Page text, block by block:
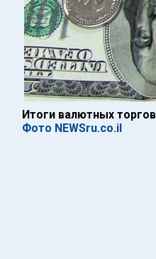
Итоги валютных
Фото NEWSru.co.il